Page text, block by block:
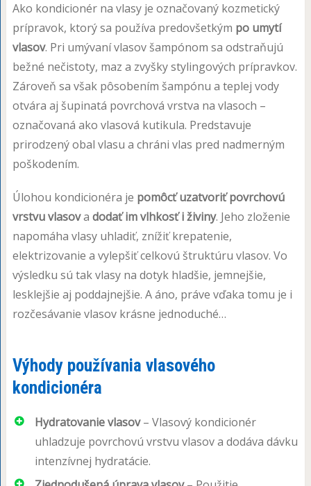
Ako kondicionér na vlasy je označovaný kozmetický
prípravok, ktorý sa používa predovšetkým po umytí
vlasov. Pri umývaní vlasov šampónom sa odstraňujú
bežné nečistoty, maz a zvyšky stylingových prípravkov.
Zároveň sa však pôsobením šampónu a teplej vody
otvára aj šupinatá povrchová vrstva na vlasoch –
označovaná ako vlasová kutikula. Predstavuje
prirodzený obal vlasu a chráni vlas pred nadmerným
poškodením.
Úlohou kondicionéra je pomôcť uzatvoriť povrchovú
vrstvu vlasova dodať im vlhkosť i živiny. Jeho zloženie
napomáha vlasy uhladiť, znížiť krepatenie,
elektrizovanie a vylepšiť celkovú štruktúru vlasov. Vo
výsledku sú tak vlasy na dotyk hladšie, jemnejšie,
lesklejšie aj poddajnejšie. A áno, práve vďaka tomu je i
rozčesávanie vlasov krásne jednoduché…
Výhody používania vlasového
kondicionéra
Hydratovanie vlasov– Vlasový kondicionér
uhladzuje povrchovú vrstvu vlasov a dodáva dávku
intenzívnej hydratácie.